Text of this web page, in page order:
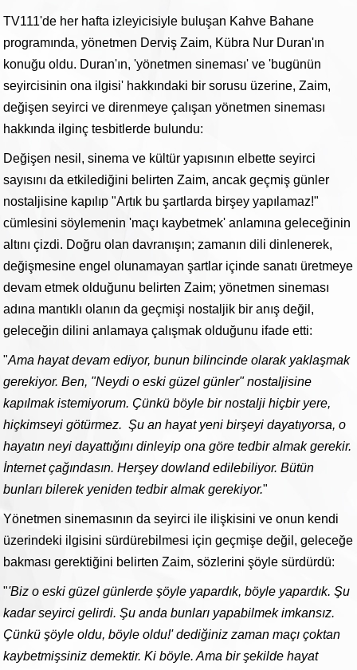
TV111'de her hafta izleyicisiyle buluşan Kahve Bahane
programında, yönetmen Derviş Zaim, Kübra Nur Duran'ın
konuğu oldu. Duran'ın, 'yönetmen sineması' ve 'bugünün
seyircisinin ona ilgisi' hakkındaki bir sorusu üzerine, Zaim,
değişen seyirci ve direnmeye çalışan yönetmen sineması
hakkında ilginç tesbitlerde bulundu:
Değişen nesil, sinema ve kültür yapısının elbette seyirci
sayısını da etkilediğini belirten Zaim, ancak geçmiş günler
nostaljisine kapılıp "Artık bu şartlarda birşey yapılamaz!"
cümlesini söylemenin 'maçı kaybetmek' anlamına geleceğinin
altını çizdi. Doğru olan davranışın; zamanın dili dinlenerek,
değişmesine engel olunamayan şartlar içinde sanatı üretmeye
devam etmek olduğunu belirten Zaim; yönetmen sineması
adına mantıklı olanın da geçmişi nostaljik bir anış değil,
geleceğin dilini anlamaya çalışmak olduğunu ifade etti:
"Ama hayat devam ediyor, bunun bilincinde olarak yaklaşmak
gerekiyor. Ben, "Neydi o eski güzel günler" nostaljisine
kapılmak istemiyorum. Çünkü böyle bir nostalji hiçbir yere,
hiçkimseyi götürmez. Şu an hayat yeni birşeyi dayatıyorsa, o
hayatın neyi dayattığını dinleyip ona göre tedbir almak gerekir.
İnternet çağındasın. Herşey dowland edilebiliyor. Bütün
bunları bilerek yeniden tedbir almak gerekiyor."
Yönetmen sinemasının da seyirci ile ilişkisini ve onun kendi
üzerindeki ilgisini sürdürebilmesi için geçmişe değil, geleceğe
bakması gerektiğini belirten Zaim, sözlerini şöyle sürdürdü:
"'Biz o eski güzel günlerde şöyle yapardık, böyle yapardık. Şu
kadar seyirci gelirdi. Şu anda bunları yapabilmek imkansız.
Çünkü şöyle oldu, böyle oldu!' dediğiniz zaman maçı çoktan
kaybetmişsiniz demektir. Ki böyle. Ama bir şekilde hayat